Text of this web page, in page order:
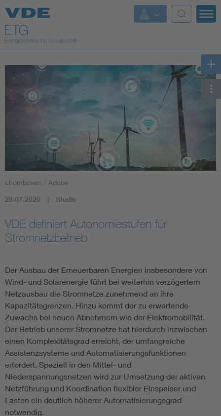
Top Themen
Fokusthemen
Energy
AI & Digital Trust
Health
Mobility
Energy efficiency
Energy grids
Energy storage
Renewable energies
Kompetenzzentrum Smart Grid
chombosan / Adobe
28.07.2020 Studie
VDE definiert Autonomiestufen für
Stromnetzbetrieb
Der Ausbau der Erneuerbaren Energien insbesondere von
Wind- und Solarenergie führt bei weiterhin verzögertem
Netzausbau die Stromnetze zunehmend an ihre
Kapazitätsgrenzen. Hinzu kommt der zu erwartende
Zuwachs bei neuen Abnehmern wie der Elektromobilität.
Der Betrieb unserer Stromnetze hat hierdurch inzwischen
einen Komplexitätsgrad erreicht, der umfangreiche
Assistenzsysteme und Automatisierungsfunktionen
erfordert. Speziell in den Mittel- und
Niederspannungsnetzen wird zur Umsetzung der aktiven
Netzführung und Koordination flexibler Einspeiser und
Lasten ein deutlich höherer Automatisierungsgrad
notwendig.